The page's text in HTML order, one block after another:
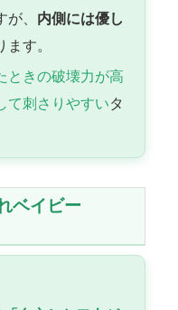
、 内側には優し
す。
ときの破壊力が高
て刺さりやすいタ
ベイビー